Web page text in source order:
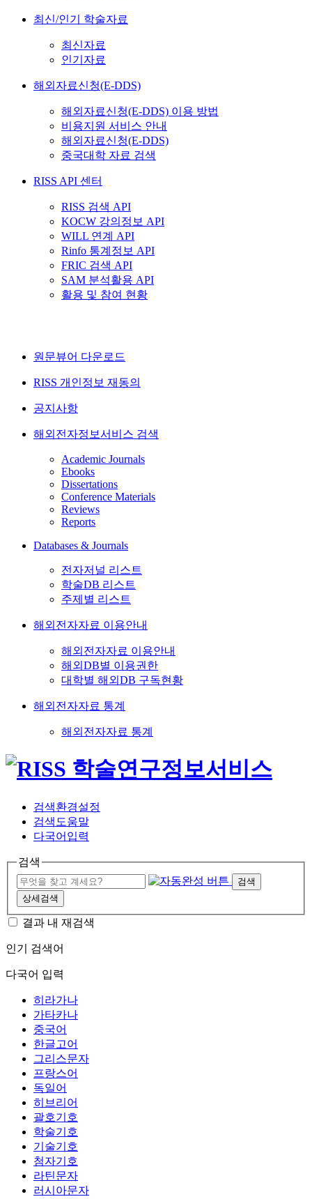
최신/인기 학술자료
최신자료
인기자료
해외자료신청(E-DDS)
해외자료신청(E-DDS) 이용 방법
비용지원 서비스 안내
해외자료신청(E-DDS)
중국대학 자료 검색
RISS API 센터
RISS 검색 API
KOCW 강의정보 API
WILL 연계 API
Rinfo 통계정보 API
FRIC 검색 API
SAM 분석활용 API
활용 및 참여 현황
원문뷰어 다운로드
RISS 개인정보 재동의
공지사항
해외전자정보서비스 검색
Academic Journals
Ebooks
Dissertations
Conference Materials
Reviews
Reports
Databases & Journals
전자저널 리스트
학술DB 리스트
주제별 리스트
해외전자자료 이용안내
해외전자자료 이용안내
해외DB별 이용권한
대학별 해외DB 구독현황
해외전자자료 통계
해외전자자료 통계
검색환경설정
검색도움말
다국어입력
검색
검색
상세검색
결과 내 재검색
인기 검색어
다국어 입력
히라가나
가타카나
중국어
한글고어
그리스문자
프랑스어
독일어
히브리어
괄호기호
학술기호
기술기호
첨자기호
라틴문자
러시아문자